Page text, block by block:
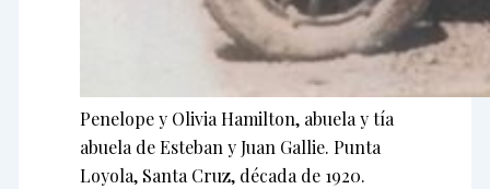
Penelope y Olivia Hamilton, abuela y tía
abuela de Esteban y Juan Gallie. Punta
Loyola, Santa Cruz, década de 1920.